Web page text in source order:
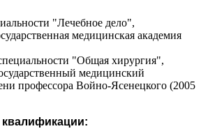
"Лечебное дело",
медицинская академия
"Общая хирургия",
медицинский
профессора Войно-Ясенецкого (2005